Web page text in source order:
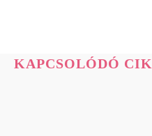
KAPCSOLÓDÓ